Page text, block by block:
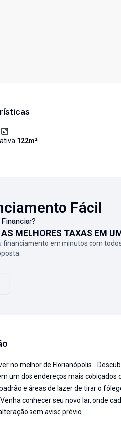
122m²
Fácil
MELHORES TAXAS EM
financiamento em minutos com
no melhor de Florianópolis...
um dos endereços mais
e áreas de lazer de tirar o
conhecer seu novo lar, onde
sem aviso prévio.